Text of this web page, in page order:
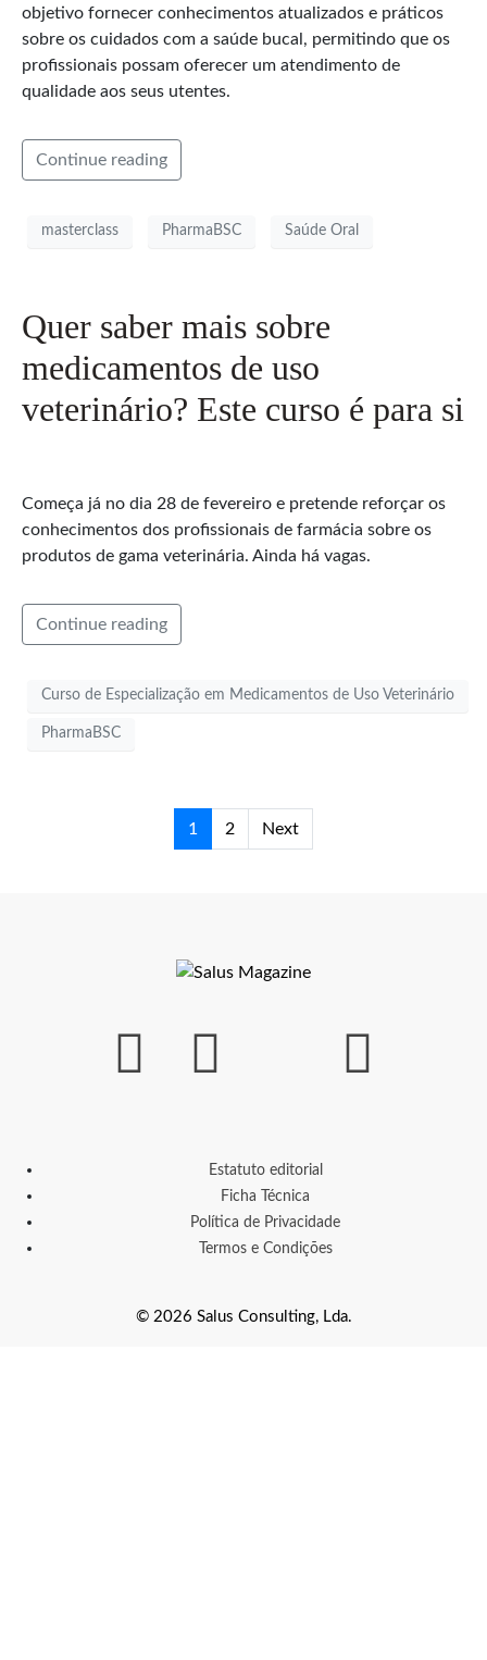
objetivo fornecer conhecimentos atualizados e práticos
sobre os cuidados com a saúde bucal, permitindo que os
profissionais possam oferecer um atendimento de
qualidade aos seus utentes.
Continue reading
masterclass PharmaBSC Saúde Oral
Quer saber mais sobre
medicamentos de uso
veterinário? Este curso é para si
Começa já no dia 28 de fevereiro e pretende reforçar os
conhecimentos dos profissionais de farmácia sobre os
produtos de gama veterinária. Ainda há vagas.
Continue reading
Curso de Especialização em Medicamentos de Uso Veterinário
PharmaBSC
1 2 Next
Estatuto editorial
Ficha Técnica
Política de Privacidade
Termos e Condições
© 2026 Salus Consulting, Lda.